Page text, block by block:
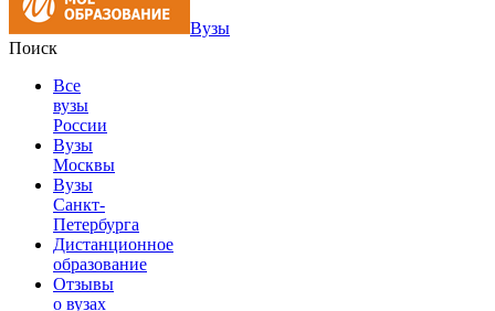
Вузы
Поиск
Все
вузы
России
Вузы
Москвы
Вузы
Санкт-
Петербурга
Дистанционное
образование
Отзывы
о вузах